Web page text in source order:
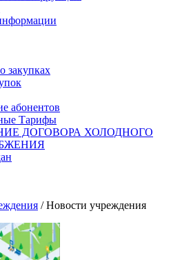
закупках
абонентов
Тарифы
ДОГОВОРА ХОЛОДНОГО
/Новости учреждения